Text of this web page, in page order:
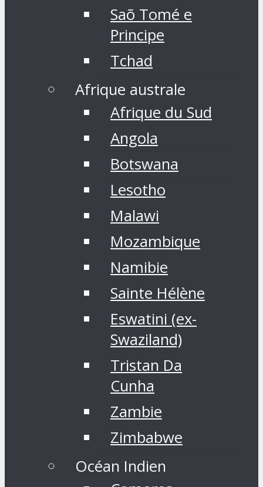
Saõ Tomé e
Principe
Tchad
Afrique australe
Afrique du Sud
Angola
Botswana
Lesotho
Malawi
Mozambique
Namibie
Sainte Hélène
Eswatini (ex-
Swaziland)
Tristan Da
Cunha
Zambie
Zimbabwe
Océan Indien